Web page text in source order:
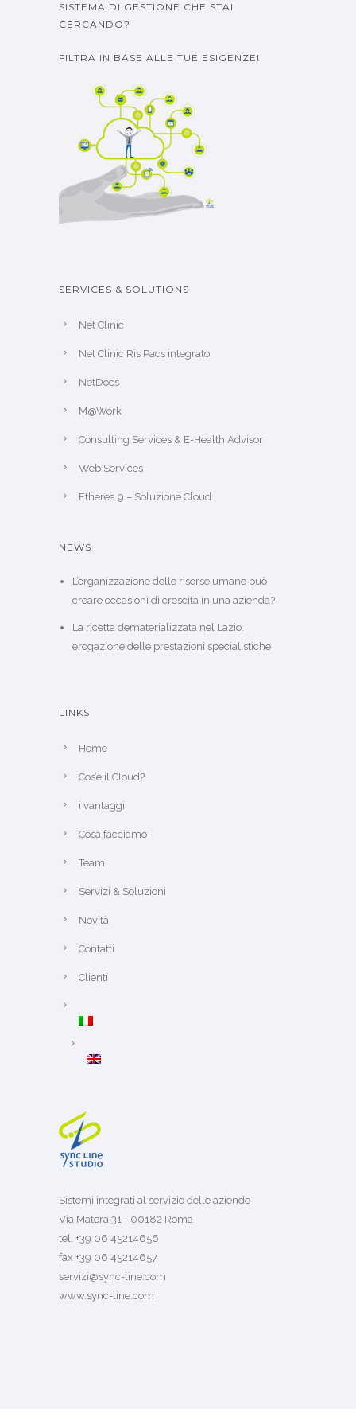
SISTEMA DI GESTIONE CHE STAI
CERCANDO?
FILTRA IN BASE ALLE TUE ESIGENZE!
SERVICES & SOLUTIONS
Net Clinic
Net Clinic Ris Pacs integrato
NetDocs
M@Work
Consulting Services & E-Health Advisor
Web Services
Etherea 9 – Soluzione Cloud
NEWS
L’organizzazione delle risorse umane può
creare occasioni di crescita in una azienda?
La ricetta dematerializzata nel Lazio:
erogazione delle prestazioni specialistiche
LINKS
Home
Cos’è il Cloud?
i vantaggi
Cosa facciamo
Team
Servizi & Soluzioni
Novità
Contatti
Clienti
Sistemi integrati al servizio delle aziende
Via Matera 31 - 00182 Roma
tel. +39 06 45214656
fax +39 06 45214657
servizi@sync-line.com
www.sync-line.com